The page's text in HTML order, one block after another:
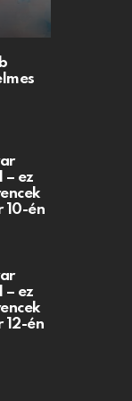
– ez
10-én
– ez
12-én